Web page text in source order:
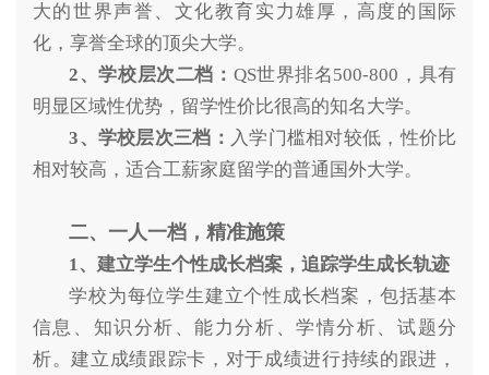
大的世界声誉、文化教育实力雄厚，高度的国际
化，享誉全球的顶尖大学。
2、学校层次二档： QS世界排名500-800，具有
明显区域性优势，留学性价比很高的知名大学。
3、学校层次三档： 入学门槛相对较低，性价比
相对较高，适合工薪家庭留学的普通国外大学。
二、一人一档，精准施策
1、建立学生个性成长档案，追踪学生成长轨迹
学校为每位学生建立个性成长档案，包括基本
信息、知识分析、能力分析、学情分析、试题分
析。建立成绩跟踪卡，对于成绩进行持续的跟进，